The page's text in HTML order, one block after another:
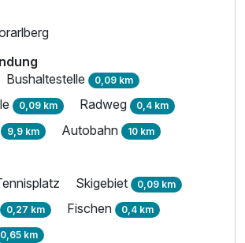
Bushaltestelle 0,09 km
0,09 km Radweg 0,4 km
9,9 km Autobahn 10 km
Skigebiet 0,09 km
0,27 km Fischen 0,4 km
0,65 km